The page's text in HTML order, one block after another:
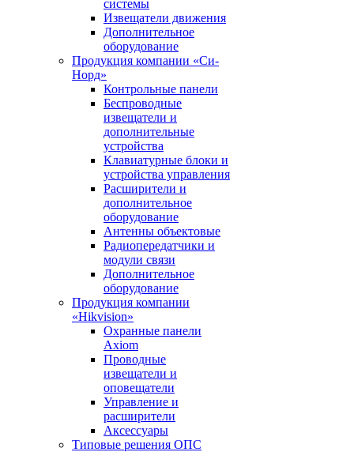
системы
Извещатели движения
Дополнительное
оборудование
Продукция компании «Си-
Норд»
Контрольные панели
Беспроводные
извещатели и
дополнительные
устройства
Клавиатурные блоки и
устройства управления
Расширители и
дополнительное
оборудование
Антенны объектовые
Радиопередатчики и
модули связи
Дополнительное
оборудование
Продукция компании
«Hikvision»
Охранные панели
Axiom
Проводные
извещатели и
оповещатели
Управление и
расширители
Аксессуары
Типовые решения ОПС